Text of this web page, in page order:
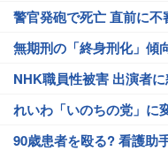
警官発砲で死亡 直前に不
無期刑の「終身刑化」傾
NHK職員性被害 出演者
れいわ「いのちの党」に
90歳患者を殴る? 看護助